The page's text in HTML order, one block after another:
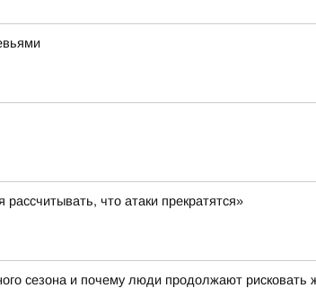
что атаки прекратятся»
сезона и почему люди продолжают